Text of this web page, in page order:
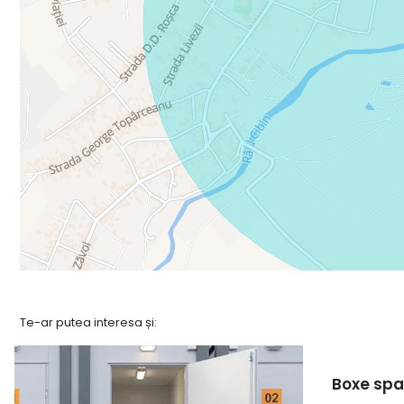
🔹 Hala 5 – Linie ITP complet echipată
Suprafață utilă: 58 mp
Poartă de acces: 3,30 m lățime x 2,75 m înălțime
Se închiriază cu toate echipamentele și un birou inclus
Preț: 1.500 euro + TVA / lună
🔹 Facilități suplimentare:
2 grupuri sanitare
Birouri amenajate
Acces auto
Curent trifazic si monofazic, apă, canalizare, internet
Te-ar putea interesa și:
Boxe